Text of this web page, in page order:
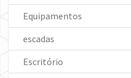
Equipamentos
escadas
Escritório